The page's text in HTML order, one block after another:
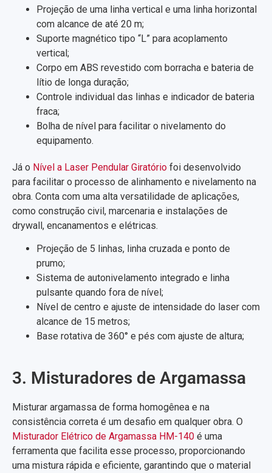
Projeção de uma linha vertical e uma linha horizontal
com alcance de até 20 m;
Suporte magnético tipo “L” para acoplamento
vertical;
Corpo em ABS revestido com borracha e bateria de
lítio de longa duração;
Controle individual das linhas e indicador de bateria
fraca;
Bolha de nível para facilitar o nivelamento do
equipamento.
Já o Nível a Laser Pendular Giratório foi desenvolvido
para facilitar o processo de alinhamento e nivelamento na
obra. Conta com uma alta versatilidade de aplicações,
como construção civil, marcenaria e instalações de
drywall, encanamentos e elétricas.
Projeção de 5 linhas, linha cruzada e ponto de
prumo;
Sistema de autonivelamento integrado e linha
pulsante quando fora de nível;
Nível de centro e ajuste de intensidade do laser com
alcance de 15 metros;
Base rotativa de 360° e pés com ajuste de altura;
3. Misturadores de Argamassa
Misturar argamassa de forma homogênea e na
consistência correta é um desafio em qualquer obra. O
Misturador Elétrico de Argamassa HM-140 é uma
ferramenta que facilita esse processo, proporcionando
uma mistura rápida e eficiente, garantindo que o material